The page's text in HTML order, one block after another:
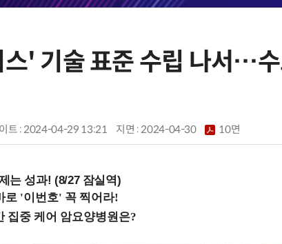
' 기술 표준 수립 나서…
트 : 2024-04-29 13:21 지면 :2024-04-30 10면
는 성과! (8/27 잠실역)